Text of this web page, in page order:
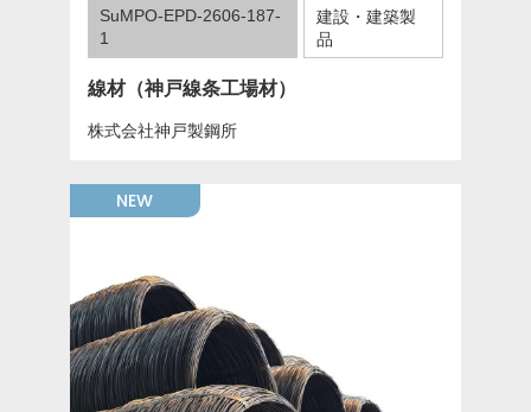
SuMPO-EPD-2606-187-
1
建設・建築製
品
線材（神戸線条工場材）
株式会社神戸製鋼所
NEW